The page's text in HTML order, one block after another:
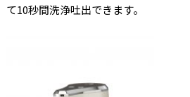
て10秒間洗浄吐出できます。